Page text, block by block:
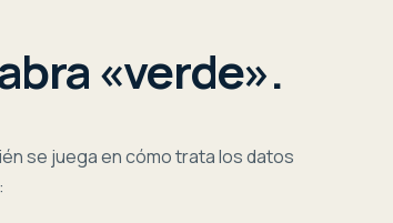
«verde».
se juega en cómo trata los datos